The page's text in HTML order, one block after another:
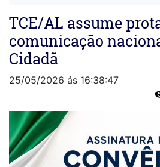
TCE/AL assume
comunicação
Cidadã
25/05/2026 ás 16:38:47